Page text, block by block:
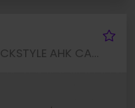
Taigo 1.5 TSI R-LINE DSG BLACKSTYLE AHK CAM LM18